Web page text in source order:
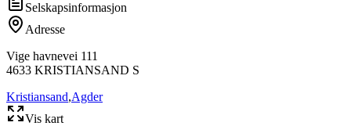
Selskapsinformasjon
Adresse
Vige havnevei 111
4633 KRISTIANSAND S
Kristiansand,Agder
Vis kart